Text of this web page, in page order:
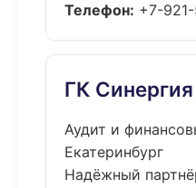
Телефон: +7-
ГК
Аудит и
Екатеринбург
Надёжный